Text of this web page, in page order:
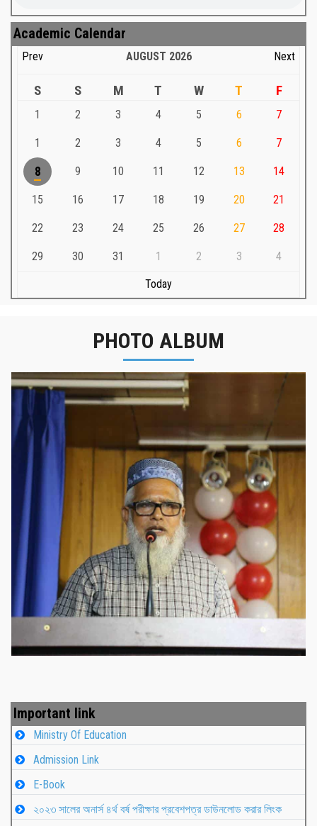
Academic Calendar
Prev AUGUST 2026 Next
S S M T W T F
1 2 3 4 5 6 7
1 2 3 4 5 6 7
8 9 10 11 12 13 14
15 16 17 18 19 20 21
22 23 24 25 26 27 28
29 30 31 1 2 3 4
Today
PHOTO ALBUM
নবীনবরণ - ২০২৫
Important link
Ministry Of Education
Admission Link
E-Book
২০২৩ সালের অনার্স ৪র্থ বর্ষ পরীক্ষার প্রবেশপত্র ডাউনলোড করার লিংক